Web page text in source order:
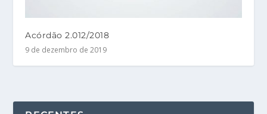
Acórdão 2.012/2018
9 de dezembro de 2019